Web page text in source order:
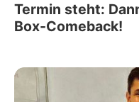
Termin steht:
Box-Comeback!